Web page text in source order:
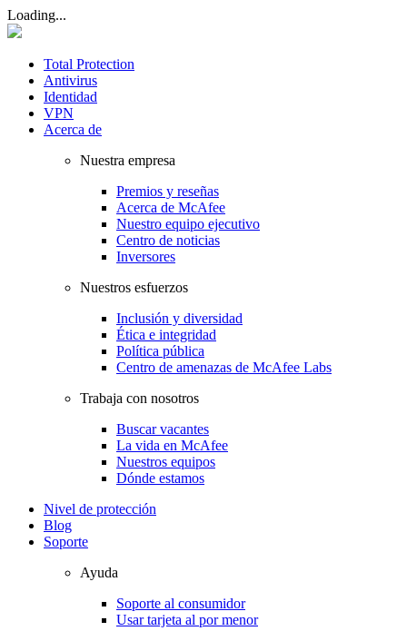
Loading...
Total Protection
Antivirus
Identidad
VPN
Acerca de
Nuestra empresa
Premios y reseñas
Acerca de McAfee
Nuestro equipo ejecutivo
Centro de noticias
Inversores
Nuestros esfuerzos
Inclusión y diversidad
Ética e integridad
Política pública
Centro de amenazas de McAfee Labs
Trabaja con nosotros
Buscar vacantes
La vida en McAfee
Nuestros equipos
Dónde estamos
Nivel de protección
Blog
Soporte
Ayuda
Soporte al consumidor
Usar tarjeta al por menor